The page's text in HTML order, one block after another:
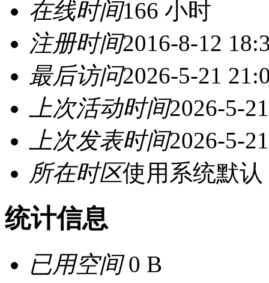
在线时间166 小时
注册时间2016-8-12
最后访问2026-5-21
上次活动时间2026-5-
上次发表时间2026-5-
所在时区使用系统默认
统计信息
已用空间0 B